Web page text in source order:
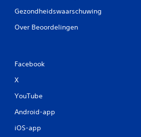
Gezondheidswaarschuwing
Over Beoordelingen
Facebook
X
YouTube
Android-app
iOS-app